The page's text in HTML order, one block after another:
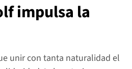
impulsa la
unir con tanta naturalidad el